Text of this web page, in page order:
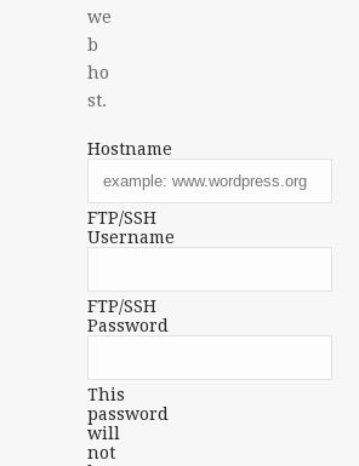
we
b
ho
st.
Hostname
FTP/SSH
Username
FTP/SSH
Password
This
password
will
not